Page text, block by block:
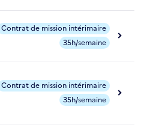
Contrat de mission intérimaire
35h/semaine
Contrat de mission intérimaire
35h/semaine